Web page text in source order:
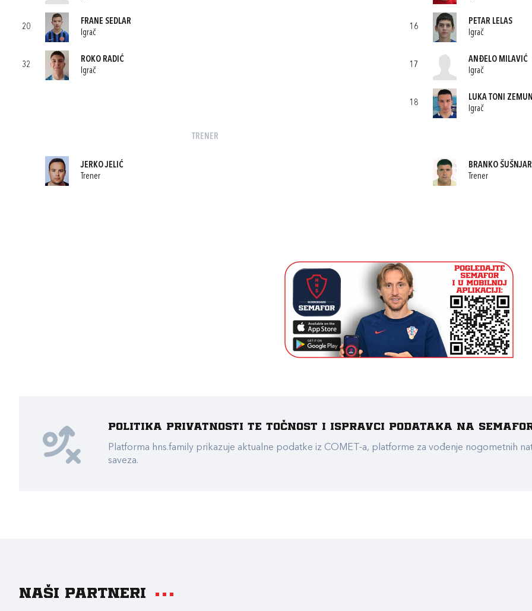
20
FRANE SEDLAR
Igrač
32
ROKO RADIĆ
Igrač
TRENER
JERKO JELIĆ
Trener
16
PETAR LELAS
Igrač
17
ANĐELO MILAVIĆ
Igrač
18
LUKA TONI
Igrač
BRANKO
Trener
Politika privatnosti te točnost i ispravci podataka na
Platforma hns.family prikazuje aktualne podatke iz COMET-a, platforme za vođenje nogometnih
saveza.
Naši partneri